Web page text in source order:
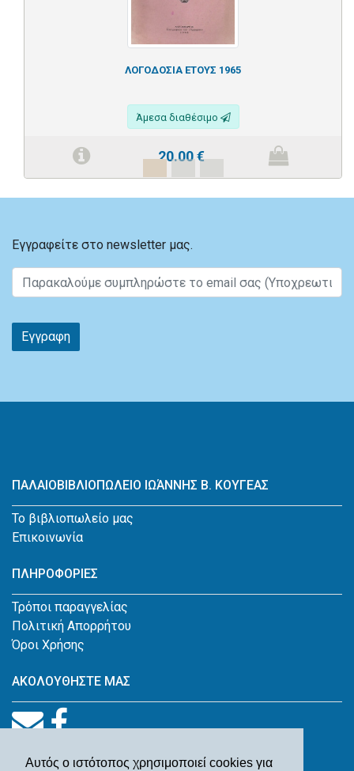
Αυτός ο ιστότοπος χρησιμοποιεί cookies για
ΛΟΓΟΔΟΣΙΑ ΕΤΟΥΣ 1965
Άμεσα διαθέσιμο
20.00€
Εγγραφείτε στο newsletter μας.
Εγγραφη
ΠΑΛΑΙΟΒΙΒΛΙΟΠΩΛΕΙΟ ΙΩΆΝΝΗΣ Β. ΚΟΥΓΕΑΣ
Το βιβλιοπωλείο μας
Επικοινωνία
ΠΛΗΡΟΦΟΡΙΕΣ
Τρόποι παραγγελίας
Πολιτική Απορρήτου
Όροι Χρήσης
ΑΚΟΛΟΥΘΗΣΤΕ ΜΑΣ